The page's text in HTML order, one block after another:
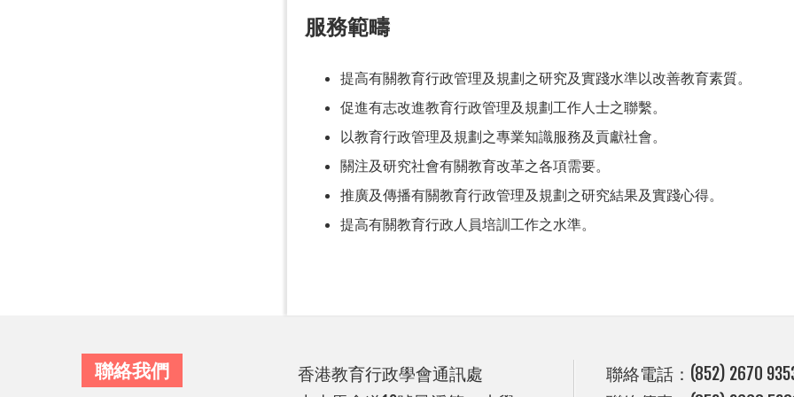
服務範疇
提高有關教育行政管理及規劃之研究及實踐水準以改善教育素質。
促進有志改進教育行政管理及規劃工作人士之聯繫。
以教育行政管理及規劃之專業知識服務及貢獻社會。
關注及研究社會有關教育改革之各項需要。
推廣及傳播有關教育行政管理及規劃之研究結果及實踐心得。
提高有關教育行政人員培訓工作之水準。
聯絡我們
香港教育行政學會通訊處
聯絡電話：(852) 2670